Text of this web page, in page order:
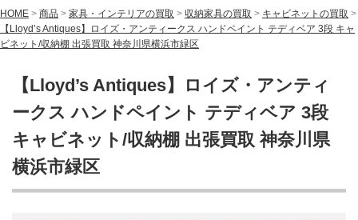
HOME > 商品 > 家具・インテリアの買取 > 収納家具の買取 > キャビネットの買取 >
【Lloyd’s Antiques】ロイズ・アンティークス ハンドペイント テディベア 3段 キャ
ビネット/収納棚 出張買取 神奈川県横浜市緑区
【Lloyd’s Antiques】ロイズ・アンティ
ークス ハンドペイント テディベア 3段
キャビネット/収納棚 出張買取 神奈川県
横浜市緑区